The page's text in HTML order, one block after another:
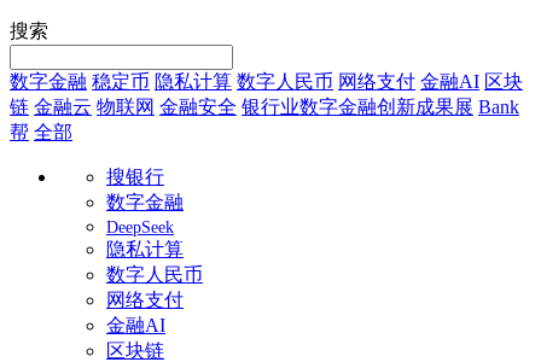
搜索
数字金融 稳定币 隐私计算 数字人民币 网络支付 金融AI 区块
链 金融云 物联网 金融安全 银行业数字金融创新成果展 Bank
帮 全部
搜银行
数字金融
DeepSeek
隐私计算
数字人民币
网络支付
金融AI
区块链